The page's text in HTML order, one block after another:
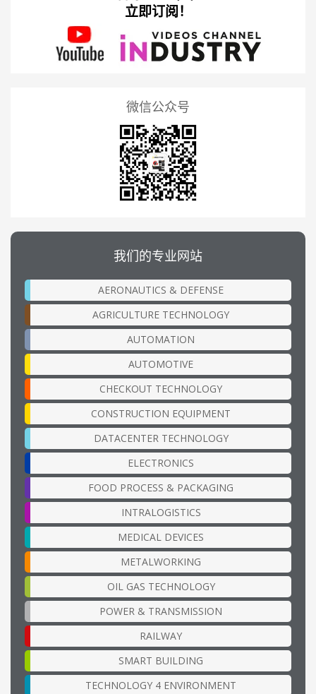
立即订阅！
微信公众号
我们的专业网站
AERONAUTICS & DEFENSE
AGRICULTURE TECHNOLOGY
AUTOMATION
AUTOMOTIVE
CHECKOUT TECHNOLOGY
CONSTRUCTION EQUIPMENT
DATACENTER TECHNOLOGY
ELECTRONICS
FOOD PROCESS & PACKAGING
INTRALOGISTICS
MEDICAL DEVICES
METALWORKING
OIL GAS TECHNOLOGY
POWER & TRANSMISSION
RAILWAY
SMART BUILDING
TECHNOLOGY 4 ENVIRONMENT